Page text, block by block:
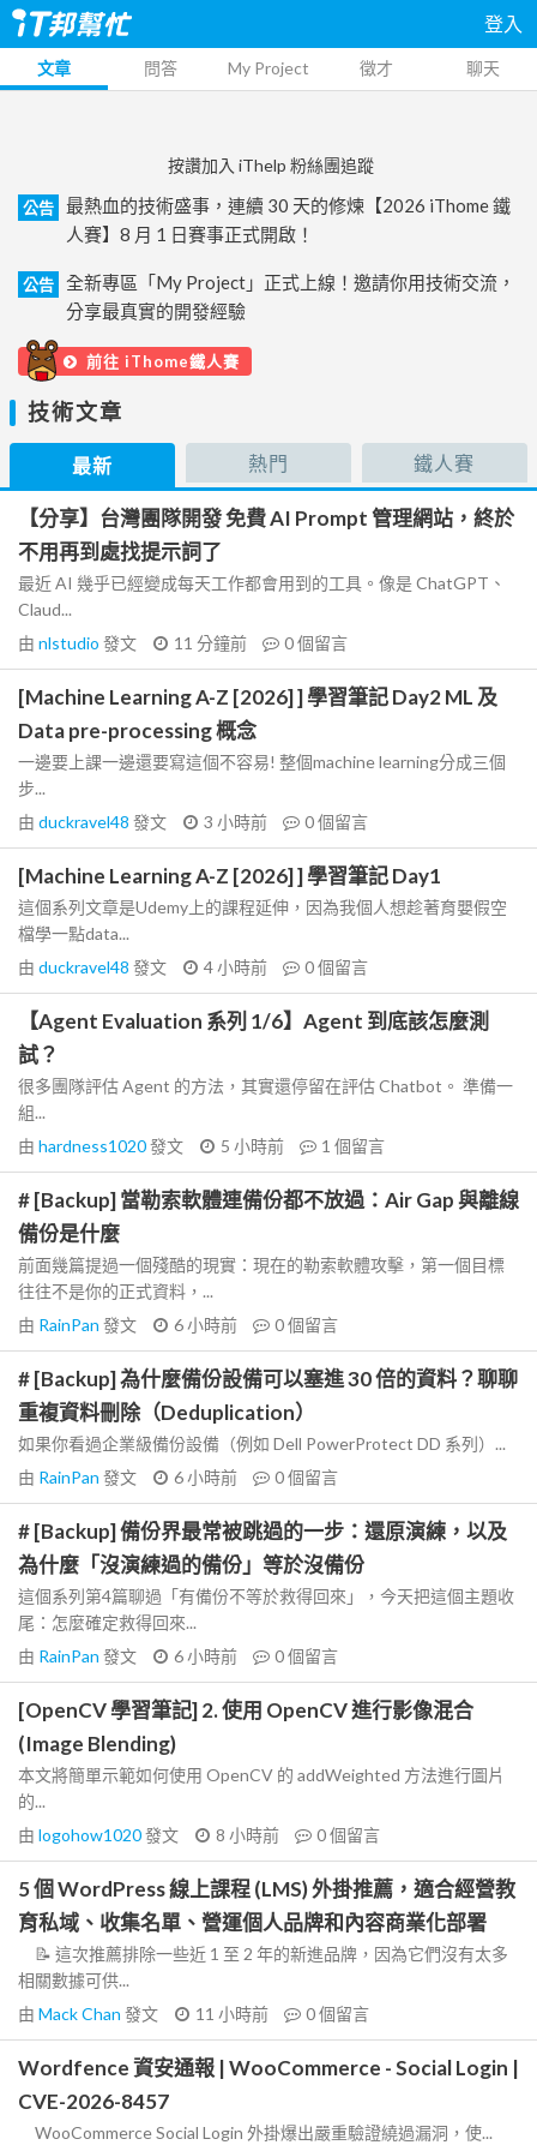
登入
文章 問答 My Project 徵才 聊天
按讚加入 iThelp 粉絲團追蹤
公告
最熱血的技術盛事，連續 30 天的修煉【2026 iThome 鐵
人賽】8 月 1 日賽事正式開啟！
公告
全新專區「My Project」正式上線！邀請你用技術交流，
分享最真實的開發經驗
前往 iThome鐵人賽
技術文章
最新 熱門 鐵人賽
【分享】台灣團隊開發 免費 AI Prompt 管理網站，終於
不用再到處找提示詞了
最近 AI 幾乎已經變成每天工作都會用到的工具。像是 ChatGPT、
Claud...
由 nlstudio 發文 11 分鐘前 0個留言
[Machine Learning A-Z [2026] ] 學習筆記 Day2 ML 及
Data pre-processing 概念
一邊要上課一邊還要寫這個不容易! 整個machine learning分成三個
步...
由 duckravel48 發文 3 小時前 0個留言
[Machine Learning A-Z [2026] ] 學習筆記 Day1
這個系列文章是Udemy上的課程延伸，因為我個人想趁著育嬰假空
檔學一點data...
由 duckravel48 發文 4 小時前 0個留言
【Agent Evaluation 系列 1/6】Agent 到底該怎麼測
試？
很多團隊評估 Agent 的方法，其實還停留在評估 Chatbot。 準備一
組...
由 hardness1020發文 5 小時前 1 個留言
# [Backup] 當勒索軟體連備份都不放過：Air Gap 與離線
備份是什麼
前面幾篇提過一個殘酷的現實：現在的勒索軟體攻擊，第一個目標
往往不是你的正式資料，...
由 RainPan 發文 6 小時前 0個留言
# [Backup] 為什麼備份設備可以塞進 30 倍的資料？聊聊
重複資料刪除（Deduplication）
如果你看過企業級備份設備（例如 Dell PowerProtect DD 系列）...
由 RainPan 發文 6 小時前 0個留言
# [Backup] 備份界最常被跳過的一步：還原演練，以及
為什麼「沒演練過的備份」等於沒備份
這個系列第4篇聊過「有備份不等於救得回來」，今天把這個主題收
尾：怎麼確定救得回來...
由 RainPan 發文 6 小時前 0個留言
[OpenCV 學習筆記] 2. 使用 OpenCV 進行影像混合
(Image Blending)
本文將簡單示範如何使用 OpenCV 的 addWeighted 方法進行圖片
的...
由 logohow1020發文 8 小時前 0個留言
5 個 WordPress 線上課程 (LMS) 外掛推薦，適合經營教
育私域、收集名單、營運個人品牌和內容商業化部署
📝 這次推薦排除一些近 1 至 2 年的新進品牌，因為它們沒有太多
相關數據可供...
由 Mack Chan 發文 11 小時前 0個留言
Wordfence 資安通報 | WooCommerce - Social Login |
CVE-2026-8457
WooCommerce Social Login 外掛爆出嚴重驗證繞過漏洞，使...